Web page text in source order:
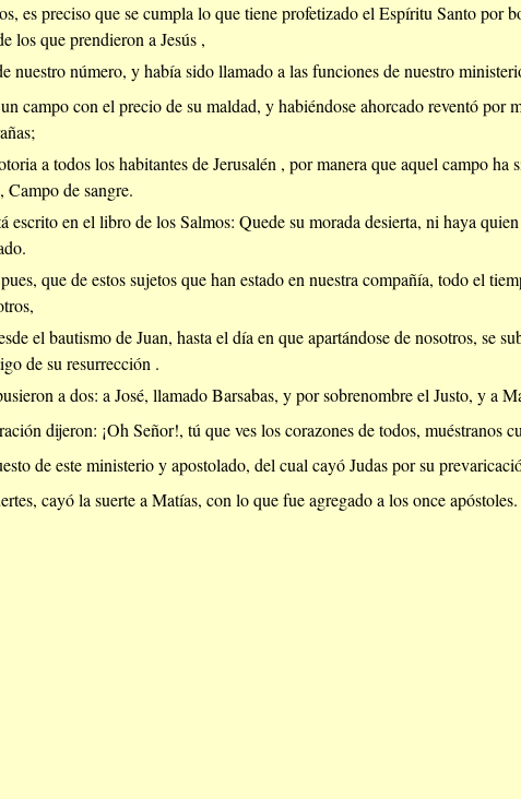
es preciso que se cumpla lo que tiene profetizado el Espíritu Santo por
los que prendieron a Jesús ,
nuestro número, y había sido llamado a las funciones de nuestro
campo con el precio de su maldad, y habiéndose ahorcado reventó por
a todos los habitantes de Jerusalén , por manera que aquel campo ha
Campo de sangre.
escrito en el libro de los Salmos: Quede su morada desierta, ni haya
que de estos sujetos que han estado en nuestra compañía, todo el
el bautismo de Juan, hasta el día en que apartándose de nosotros, se
de su resurrección .
a dos: a José, llamado Barsabas, y por sobrenombre el Justo, y a
dijeron: ¡Oh Señor!, tú que ves los corazones de todos, muéstranos
de este ministerio y apostolado, del cual cayó Judas por su
cayó la suerte a Matías, con lo que fue agregado a los once apóstoles.